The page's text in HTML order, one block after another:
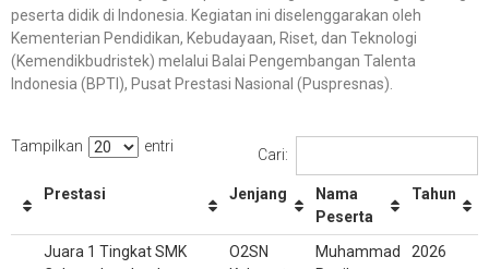
peserta didik di Indonesia. Kegiatan ini diselenggarakan oleh
Kementerian Pendidikan, Kebudayaan, Riset, dan Teknologi
(Kemendikbudristek) melalui Balai Pengembangan Talenta
Indonesia (BPTI), Pusat Prestasi Nasional (Puspresnas).
Tampilkan entri Cari:
Prestasi Jenjang
Nama
Peserta
Tahun
Juara 1 Tingkat SMK
O2SN
Muhammad
2026